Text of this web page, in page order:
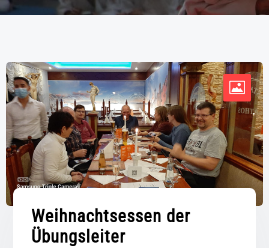
Weihnachtsessen der
Übungsleiter